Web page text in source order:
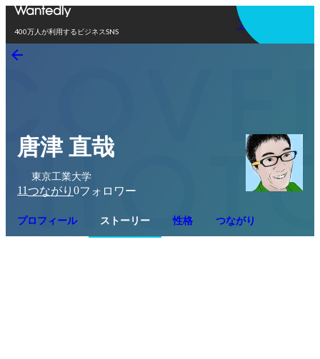
400万人が利用するビジネスSNS
アプリを使う
唐津 直哉
東京工業大学
11つながり 0フォロワー
プロフィール ストーリー 性格 つながり